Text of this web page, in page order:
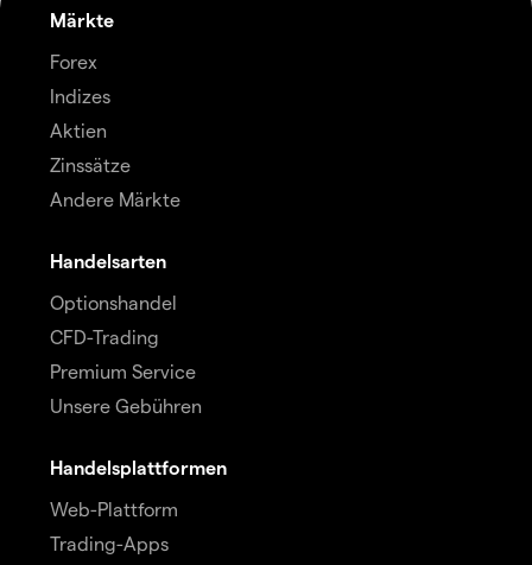
Märkte
Forex
Indizes
Aktien
Zinssätze
Andere Märkte
Handelsarten
Optionshandel
CFD-Trading
Premium Service
Unsere Gebühren
Handelsplattformen
Web-Plattform
Trading-Apps